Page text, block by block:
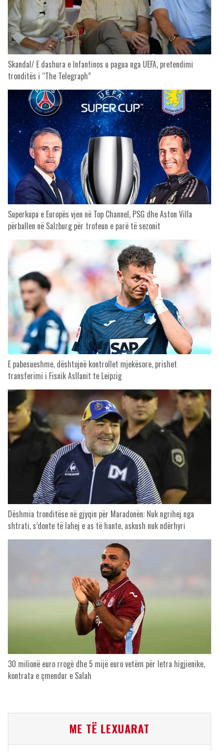
Skandal/ E dashura e Infantinos u pagua nga UEFA, pretendimi
tronditës i “The Telegraph”
Superkupa e Europës vjen në Top Channel, PSG dhe Aston Villa
përballen në Salzburg për trofeun e parë të sezonit
E pabesueshme, dështojnë kontrollet mjekësore, prishet
transferimi i Fisnik Asllanit te Leipzig
Dëshmia tronditëse në gjyqin për Maradonën: Nuk ngrihej nga
shtrati, s’donte të lahej e as të hante, askush nuk ndërhyri
30 milionë euro rrogë dhe 5 mijë euro vetëm për letra higjienike,
kontrata e çmendur e Salah
ME TË LEXUARAT